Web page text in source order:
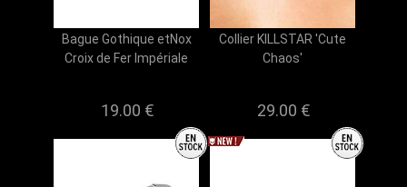
Bague Gothique etNox
Croix de Fer Impériale
19.00 €
Collier KILLSTAR 'Cute
Chaos'
29.00 €